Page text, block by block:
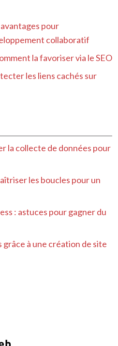
pour
collaboratif
la favoriser via le SEO
les liens cachés sur
la collecte de données pour
les boucles pour un
: astuces pour gagner du
à une création de site